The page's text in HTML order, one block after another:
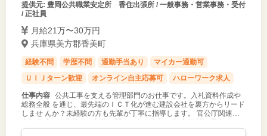
提供元: 豊岡公共職業安定所 香住出張所 / 一般事務・営業事務・受付
/ 正社員
月給21万〜30万円
兵庫県美方郡香美町
経験不問 学歴不問 通勤手当あり
マイカー通勤可
ＵＩＪターン歓迎
オンライン自主応募可 ハローワーク求人
仕事内容 公共工事を支える管理部門のお仕事です。入札資料作成や
総務全般 を通じ、最先端のＩＣＴ化が進む建設会社を裏方からリード
しませ んか？未経験の方も先輩が丁寧に指導します。 官公庁関連の
書類作成：公共工事の入札に関わる各種資料の作成 経営・環境データ
の管理：経営事項